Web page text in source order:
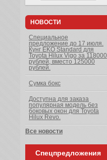
НОВОСТИ
Специальное
предложение до 17 июля.
Кунг EKO Standard для
Toyota Hilux Vigo за 118000
рублей, вместо 125000
рублей.
Сумка бокс
Доступна для заказа
популярная модель без
боковых окон для Toyota
Hilux Revo.
Все новости
Спецпредложения